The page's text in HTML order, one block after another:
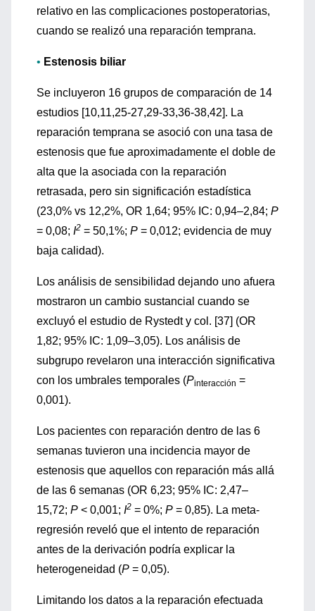
relativo en las complicaciones postoperatorias,
cuando se realizó una reparación temprana.
• Estenosis biliar
Se incluyeron 16 grupos de comparación de 14
estudios [10,11,25-27,29-33,36-38,42]. La
reparación temprana se asoció con una tasa de
estenosis que fue aproximadamente el doble de
alta que la asociada con la reparación
retrasada, pero sin significación estadística
(23,0% vs 12,2%, OR 1,64; 95% IC: 0,94–2,84; P
= 0,08; I2 = 50,1%; P = 0,012; evidencia de muy
baja calidad).
Los análisis de sensibilidad dejando uno afuera
mostraron un cambio sustancial cuando se
excluyó el estudio de Rystedt y col. [37] (OR
1,82; 95% IC: 1,09–3,05). Los análisis de
subgrupo revelaron una interacción significativa
con los umbrales temporales (Pinteracción =
0,001).
Los pacientes con reparación dentro de las 6
semanas tuvieron una incidencia mayor de
estenosis que aquellos con reparación más allá
de las 6 semanas (OR 6,23; 95% IC: 2,47–
15,72; P < 0,001; I2 = 0%; P = 0,85). La meta-
regresión reveló que el intento de reparación
antes de la derivación podría explicar la
heterogeneidad (P = 0,05).
Limitando los datos a la reparación efectuada